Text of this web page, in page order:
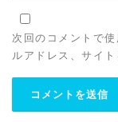
次回のコメントで
ルアドレス、サイト